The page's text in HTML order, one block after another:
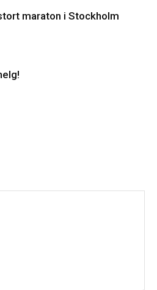
maraton i Stockholm